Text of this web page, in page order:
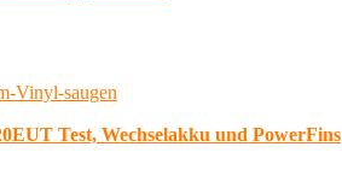
Test, Wechselakku und PowerFins